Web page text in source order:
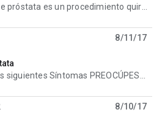
8/11/17
8/10/17